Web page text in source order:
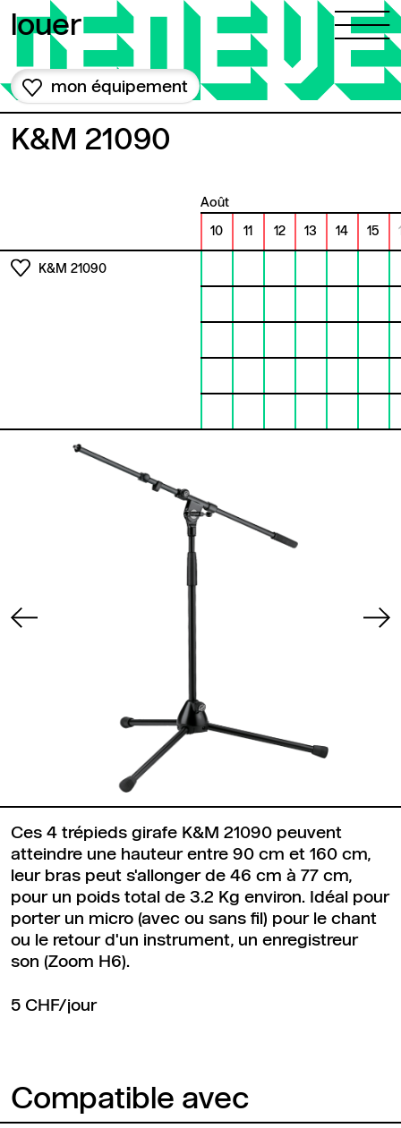
louer
mon équipement
K&M 21090
août
10 11 12 13 14 15
K&M 21090
Ces 4 trépieds girafe K&M 21090 peuvent
atteindre une hauteur entre 90 cm et 160 cm,
leur bras peut s'allonger de 46 cm à 77 cm,
pour un poids total de 3.2 Kg environ. Idéal pour
porter un micro (avec ou sans fil) pour le chant
ou le retour d'un instrument, un enregistreur
son (Zoom H6).
5 CHF/jour
Compatible avec